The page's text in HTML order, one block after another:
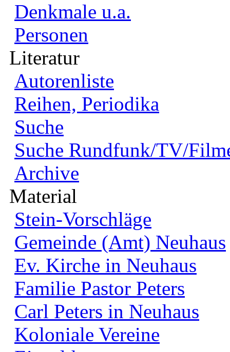
Denkmale u.a.
Personen
Literatur
Autorenliste
Reihen, Periodika
Suche
Suche Rundfunk/TV/
Archive
Material
Stein-Vorschläge
Gemeinde (Amt) Neuhaus
Ev. Kirche in Neuhaus
Familie Pastor Peters
Carl Peters in Neuhaus
Koloniale Vereine